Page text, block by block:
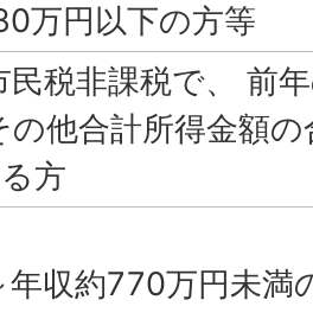
万円以下の方等
民税非課税で、 前
の他合計所得金額
方
年収約770万円未満